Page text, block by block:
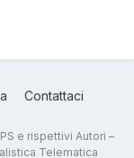
Contattaci
e rispettivi Autori –
Telematica